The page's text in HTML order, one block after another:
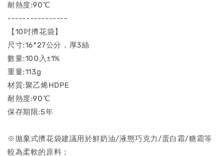
耐熱度:90℃
----------------
【10吋擠花袋】
尺寸:16*27公分，厚3絲
數量:100入±1%
重量:113g
材質:聚乙烯HDPE
耐熱度:90℃
保存期限:5年
※拋棄式擠花袋建議用於鮮奶油/液態巧克力/蛋白霜/糖霜等
較為柔軟的原料；